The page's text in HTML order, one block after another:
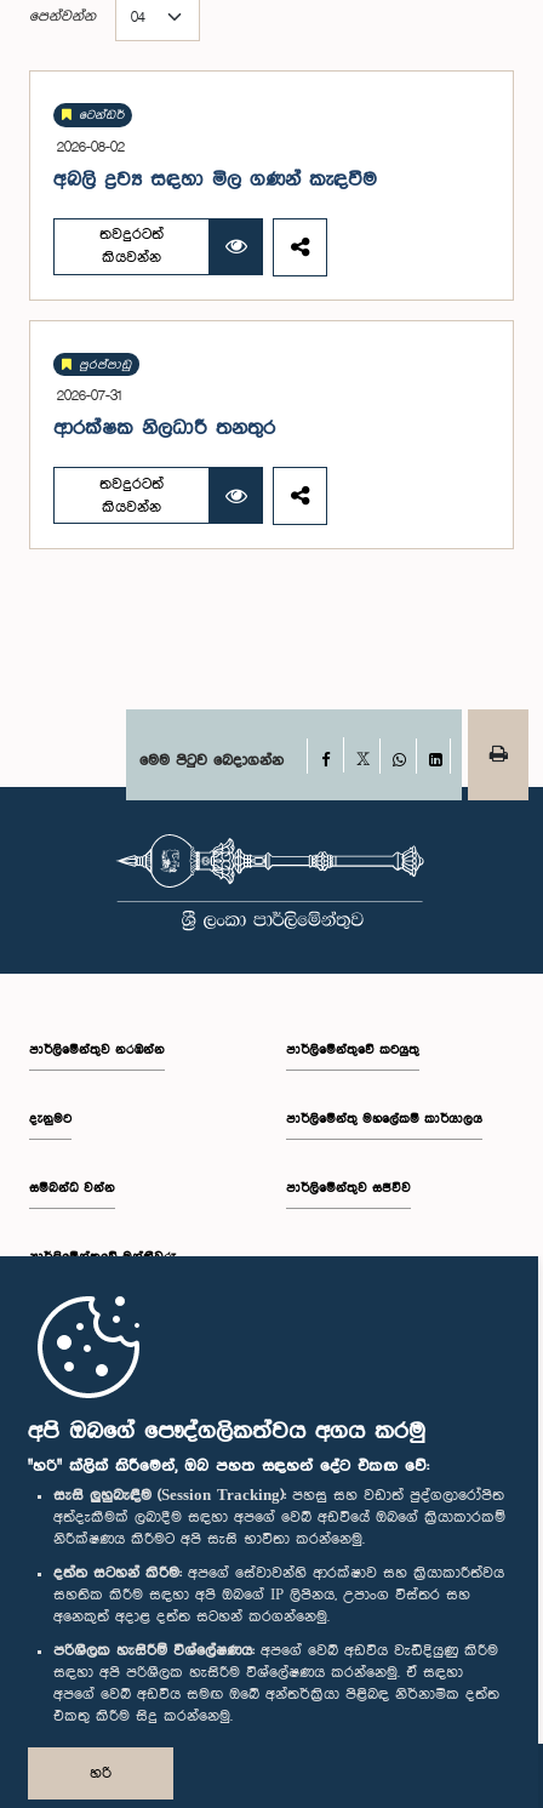
අපි ඔබගේ පෞද්ගලිකත්වය අගය කරමු
"හරි" ක්ලික් කිරීමෙන්, ඔබ පහත සඳහන් දේට එකඟ වේ:
සැසි ලුහුබැඳීම (Session Tracking): පහසු සහ වඩාත් පුද්ගලාරෝපිත
අත්දැකීමක් ලබාදීම සඳහා අපගේ වෙබ් අඩවියේ ඔබගේ ක්‍රියාකාරකම්
නිරීක්ෂණය කිරීමට අපි සැසි භාවිතා කරන්නෙමු.
දත්ත සටහන් කිරීම: අපගේ සේවාවන්හි ආරක්ෂාව සහ ක්‍රියාකාරීත්වය
සහතික කිරීම සඳහා අපි ඔබගේ IP ලිපිනය, උපාංග විස්තර සහ
අනෙකුත් අදාළ දත්ත සටහන් කරගන්නෙමු.
පරිශීලක හැසිරීම් විශ්ලේෂණය: අපගේ වෙබ් අඩවිය වැඩිදියුණු කිරීම
සඳහා අපි පරිශීලක හැසිරීම විශ්ලේෂණය කරන්නෙමු. ඒ සඳහා
අපගේ වෙබ් අඩවිය සමඟ ඔබේ අන්තර්ක්‍රියා පිළිබඳ නිර්නාමික දත්ත
එකතු කිරීම සිදු කරන්නෙමු.
හරි
පෙන්වන්න
ටෙන්ඩර්
2026-08-02
අබලි ද්‍රව්‍ය සඳහා මිල ගණන් කැඳවීම
තවදුරටත්
කියවන්න
පුරප්පාඩු
2026-07-31
ආරක්ෂක නිලධාරී තනතුර
තවදුරටත්
කියවන්න
මෙම පිටුව බෙදාගන්න Facebook
පාර්ලි‌මේන්තුව නරඹන්න
දැනුමට
සම්බන්ධ වන්න
පාර්ලි‌මේන්තුවේ මන්ත්‍රීවරු
මුල් පිටුව
පාර්ලිමේන්තුවේ කටයුතු
පාර්ලිමේන්තු මහලේකම් කාර්යාලය
පාර්ලිමේන්තුව සජීවීව
පාර්ලිමේන්තු ජංගම යෙදුම
අප හා සම්බන්ධ වී සිටින්න :
සම්මාන
පෞද්ගලිකත්ව ප්‍රතිපත්තිය